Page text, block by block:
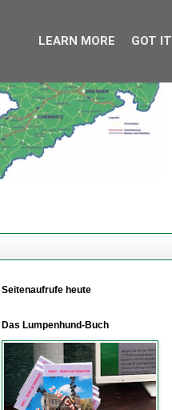
Seitenaufrufe heute
Das Lumpenhund-Buch
LEARN MORE GOT IT